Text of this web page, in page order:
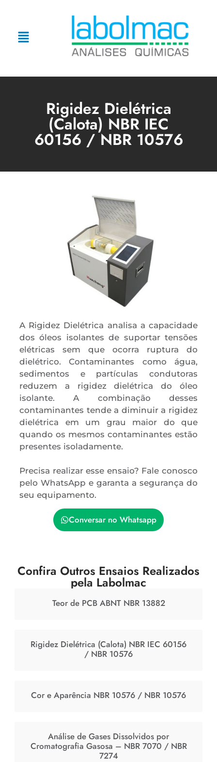
Rigidez Dielétrica
(Calota) NBR IEC
60156 / NBR 10576
A Rigidez Dielétrica analisa a capacidade
dos óleos isolantes de suportar tensões
elétricas sem que ocorra ruptura do
dielétrico. Contaminantes como água,
sedimentos e partículas condutoras
reduzem a rigidez dielétrica do óleo
isolante. A combinação desses
contaminantes tende a diminuir a rigidez
dielétrica em um grau maior do que
quando os mesmos contaminantes estão
presentes isoladamente.
Precisa realizar esse ensaio? Fale conosco
pelo WhatsApp e garanta a segurança do
seu equipamento.
Conversar no Whatsapp
Confira Outros Ensaios Realizados
pela Labolmac
Teor de PCB ABNT NBR 13882
Rigidez Dielétrica (Calota) NBR IEC 60156
/ NBR 10576
Cor e Aparência NBR 10576 / NBR 10576
Análise de Gases Dissolvidos por
Cromatografia Gasosa – NBR 7070 / NBR
7274